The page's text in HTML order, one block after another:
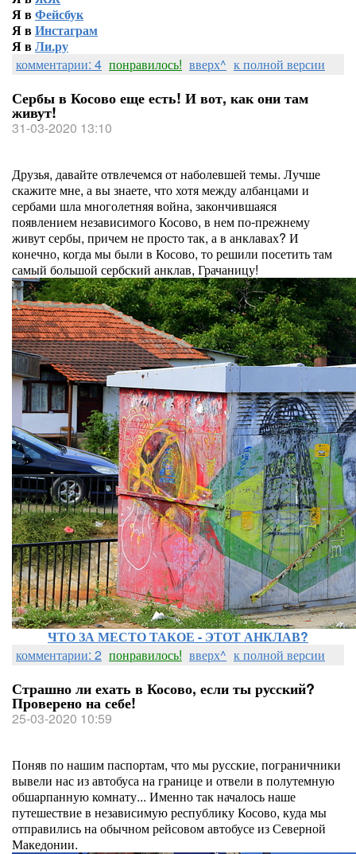
Я вФейсбук
Я вИнстаграм
Я вЛи.ру
комментарии: 4 понравилось! вверх^ к полной версии
Сербы в Косово еще есть! И вот, как они там
живут!
31-03-2020 13:10
Друзья, давайте отвлечемся от наболевшей темы. Лучше
скажите мне, а вы знаете, что хотя между албанцами и
сербами шла многолетняя война, закончившаяся
появлением независимого Косово, в нем по-прежнему
живут сербы, причем не просто так, а в анклавах? И
конечно, когда мы были в Косово, то решили посетить там
самый большой сербский анклав, Грачаницу!
ЧТО ЗА МЕСТО ТАКОЕ - ЭТОТ АНКЛАВ?
комментарии: 2 понравилось! вверх^ к полной версии
Страшно ли ехать в Косово, если ты русский?
Проверено на себе!
25-03-2020 10:59
Поняв по нашим паспортам, что мы русские, пограничники
вывели нас из автобуса на границе и отвели в полутемную
обшарпанную комнату... Именно так началось наше
путешествие в независимую республику Косово, куда мы
отправились на обычном рейсовом автобусе из Северной
Македонии.